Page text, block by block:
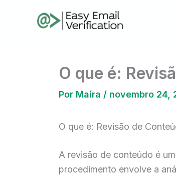
O que é:
Por Maíra / novembro 24,
O que é: Revisão de
A revisão de conteúdo é
procedimento envolve a